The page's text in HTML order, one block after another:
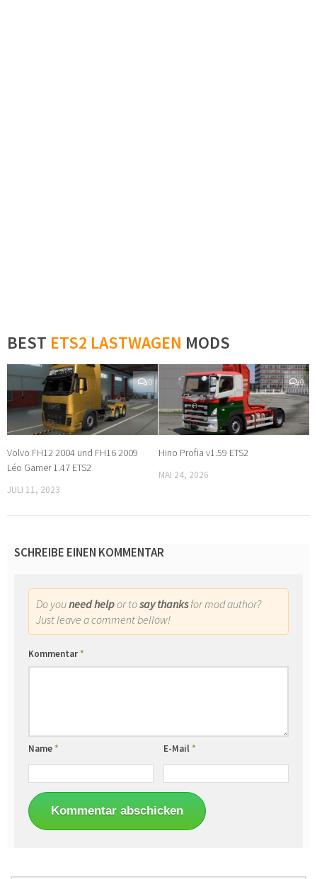
BEST ETS2 LASTWAGEN MODS
0
Volvo FH12 2004 und FH16 2009
Léo Gamer 1.47 ETS2
JULI 11, 2023
0
Hino Profia v1.59 ETS2
MAI 24, 2026
SCHREIBE EINEN KOMMENTAR
Do youneed helpor tosay thanksfor mod author?
Just leave a comment bellow!
Kommentar*
Name* E-Mail*